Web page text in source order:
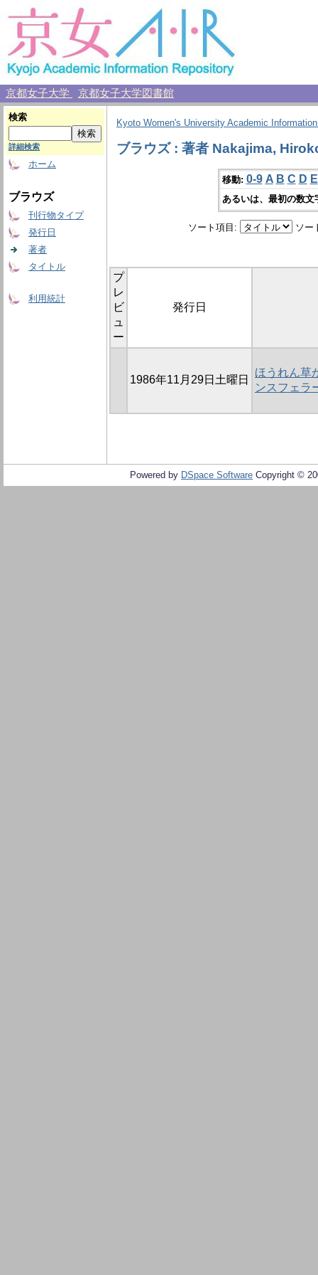
京都女子大学 京都女子大学図書館
検索
詳細検索
ホーム
ブラウズ
刊行物タイプ
発行日
著者
タイトル
利用統計
Kyoto Women's University Academic
ブラウズ : 著者 Nakajima,
移動: 0-9 A B C D E
あるいは、最初の数
ソート項目: ソー
プ
レ
ビ
ュ
ー
発行日
1986年11月29日土曜日
ほうれん草
ンスフェラ
Powered by DSpace Software Copyright ©